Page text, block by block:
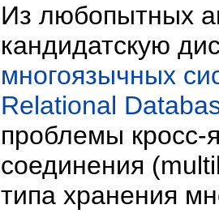
Из любопытных
кандидатскую
многоязычных
Relational
проблемы кросс-
соединения
типа хранения